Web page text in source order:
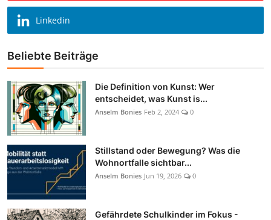
Linkedin
Beliebte Beiträge
Die Definition von Kunst: Wer
entscheidet, was Kunst is...
Anselm Bonies Feb 2, 2024 0
Stillstand oder Bewegung? Was die
Wohnortfalle sichtbar...
Anselm Bonies Jun 19, 2026 0
Gefährdete Schulkinder im Fokus -